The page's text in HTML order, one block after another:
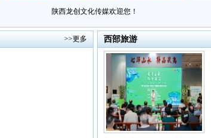
陕西龙创文化传媒欢迎您！
>>更多 西部旅游